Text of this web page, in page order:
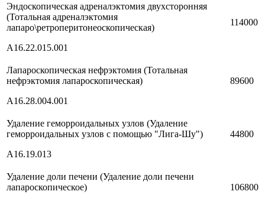
Эндоскопическая адреналэктомия двухсторонняя
(Тотальная адреналэктомия
лапаро\ретроперитонеоскопическая)
A16.22.015.001
114000
Лапароскопическая нефрэктомия (Тотальная
нефрэктомия лапароскопическая)
A16.28.004.001
89600
Удаление геморроидальных узлов (Удаление
геморроидальных узлов с помощью "Лига-Шу")
A16.19.013
44800
Удаление доли печени (Удаление доли печени
лапароскопическое)
106800